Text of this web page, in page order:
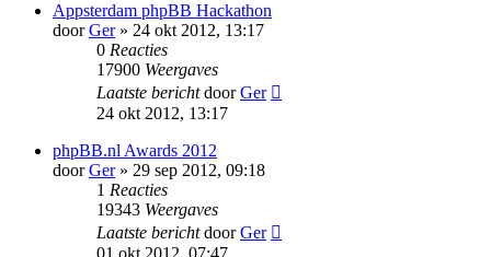
Appsterdam phpBB Hackathon
doorGer» 24 okt 2012, 13:17
0 Reacties
17900 Weergaves
Laatste berichtdoorGer
24 okt 2012, 13:17
phpBB.nl Awards 2012
doorGer» 29 sep 2012, 09:18
1 Reacties
19343 Weergaves
Laatste berichtdoorGer